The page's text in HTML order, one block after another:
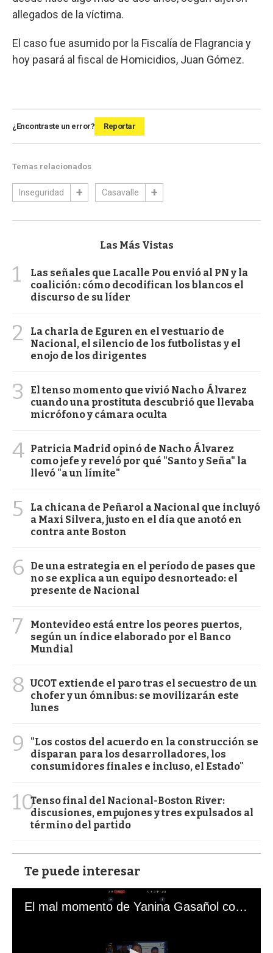
allegados de la víctima.
El caso fue asumido por la Fiscalía de Flagrancia y
hoy pasará al fiscal de Homicidios, Juan Gómez.
¿Encontraste un error? Reportar
Temas relacionados
Inseguridad Casavalle
Las Más Vistas
1
Las señales que Lacalle Pou envió al PN y la
coalición: cómo decodifican los blancos el
discurso de su líder
2
La charla de Eguren en el vestuario de
Nacional, el silencio de los futbolistas y el
enojo de los dirigentes
3
El tenso momento que vivió Nacho Álvarez
cuando una prostituta descubrió que llevaba
micrófono y cámara oculta
4 Patricia Madrid opinó de Nacho Álvarez
como jefe y reveló por qué "Santo y Seña" la
llevó "a un límite"
5
La chicana de Peñarol a Nacional que incluyó
a Maxi Silvera, justo en el día que anotó en
contra ante Boston
6
De una estrategia en el período de pases que
no se explica a un equipo desnorteado: el
presente de Nacional
7
Montevideo está entre los peores puertos,
según un índice elaborado por el Banco
Mundial
8 UCOT extiende el paro tras el secuestro de un
chofer y un ómnibus: se movilizarán este
lunes
9
"Los costos del acuerdo en la construcción se
disparan para los desarrolladores, los
consumidores finales e incluso, el Estado"
10Tenso final del Nacional-Boston River:
discusiones, empujones y tres expulsados al
término del partido
Te puede interesar
El mal momento de Yanina Gasañol con un hincha argentino en "Subrayado"